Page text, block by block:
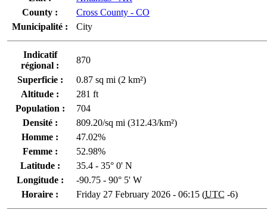
County :
Cross County - CO
Municipalité :
City
Indicatif
régional :
870
Superficie :
0.87 sq mi (2 km²)
Altitude :
281 ft
Population :
704
Densité :
809.20/sq mi (312.43/km²)
Homme :
47.02%
Femme :
52.98%
Latitude :
35.4 - 35° 0' N
Longitude :
-90.75 - 90° 5' W
Horaire :
Friday 27 February 2026 - 06:15 (UTC -6)